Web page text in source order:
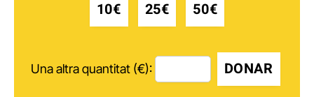
10€ 25€ 50€
Una altra quantitat (€): DONAR